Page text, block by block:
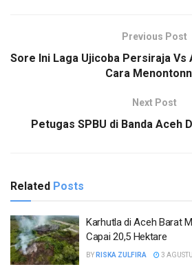
Previous Post
Sore Ini Laga Ujicoba Persiraja Vs
Cara
Next Post
Petugas SPBU di Banda Aceh
Related Posts
Karhutla di Aceh Barat
Capai 20,5 Hektare
BY RISKA ZULFIRA 3